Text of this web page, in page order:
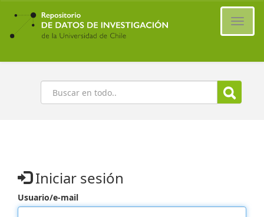
Ir
contenido
principal
Buscar
Iniciar sesión
Usuario/e-mail